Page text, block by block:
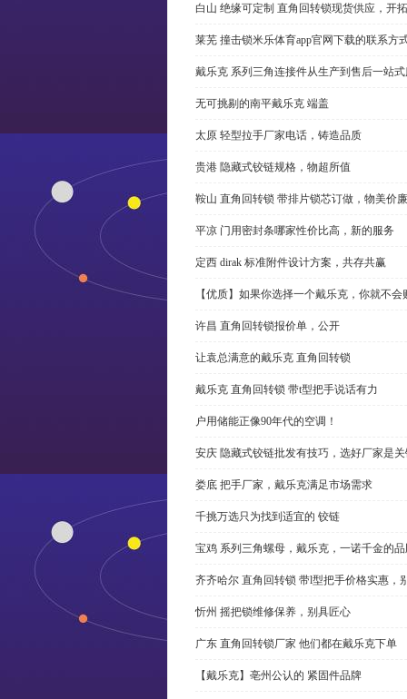
白山 绝缘可定制 直角回转锁现货供应，开
莱芜 撞击锁米乐体育app官网下载的联系方
戴乐克 系列三角连接件从生产到售后一站
无可挑剔的南平戴乐克 端盖
太原 轻型拉手厂家电话，铸造品质
贵港 隐藏式铰链规格，物超所值
鞍山 直角回转锁 带排片锁芯订做，物美价廉
平凉 门用密封条哪家性价比高，新的服务
定西 dirak 标准附件设计方案，共存共赢
【优质】如果你选择一个戴乐克，你就不
许昌 直角回转锁报价单，公开
让袁总满意的戴乐克 直角回转锁
戴乐克 直角回转锁 带t型把手说话有力
户用储能正像90年代的空调！
安庆 隐藏式铰链批发有技巧，选好厂家是
娄底 把手厂家，戴乐克满足市场需求
千挑万选只为找到适宜的 铰链
宝鸡 系列三角螺母，戴乐克，一诺千金的
齐齐哈尔 直角回转锁 带l型把手价格实惠，
忻州 摇把锁维修保养，别具匠心
广东 直角回转锁厂家 他们都在戴乐克下单
【戴乐克】亳州公认的 紧固件品牌